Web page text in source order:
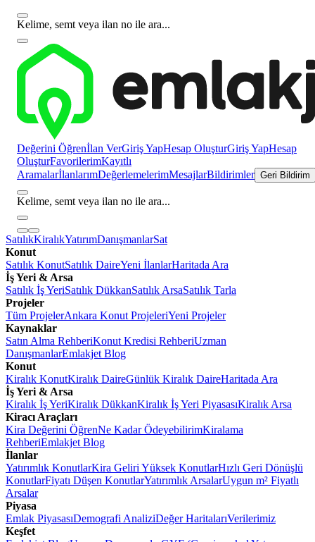
Kelime, semt veya ilan no ile ara...
Değerini Öğrenİlan VerGiriş YapHesap OluşturGiriş YapHesap
OluşturFavorilerimKayıtlı
AramalarİlanlarımDeğerlemelerimMesajlarBildirimler Geri Bildirim
Kelime, semt veya ilan no ile ara...
SatılıkKiralıkYatırımDanışmanlarSat
Konut
Satılık KonutSatılık DaireYeni İlanlarHaritada Ara
İş Yeri & Arsa
Satılık İş YeriSatılık DükkanSatılık ArsaSatılık Tarla
Projeler
Tüm ProjelerAnkara Konut ProjeleriYeni Projeler
Kaynaklar
Satın Alma RehberiKonut Kredisi RehberiUzman
DanışmanlarEmlakjet Blog
Konut
Kiralık KonutKiralık DaireGünlük Kiralık DaireHaritada Ara
İş Yeri & Arsa
Kiralık İş YeriKiralık DükkanKiralık İş Yeri PiyasasıKiralık Arsa
Kiracı Araçları
Kira Değerini ÖğrenNe Kadar ÖdeyebilirimKiralama
RehberiEmlakjet Blog
İlanlar
Yatırımlık KonutlarKira Geliri Yüksek KonutlarHızlı Geri Dönüşlü
KonutlarFiyatı Düşen KonutlarYatırımlık ArsalarUygun m² Fiyatlı
Arsalar
Piyasa
Emlak PiyasasıDemografi AnaliziDeğer HaritalarıVerilerimiz
Keşfet